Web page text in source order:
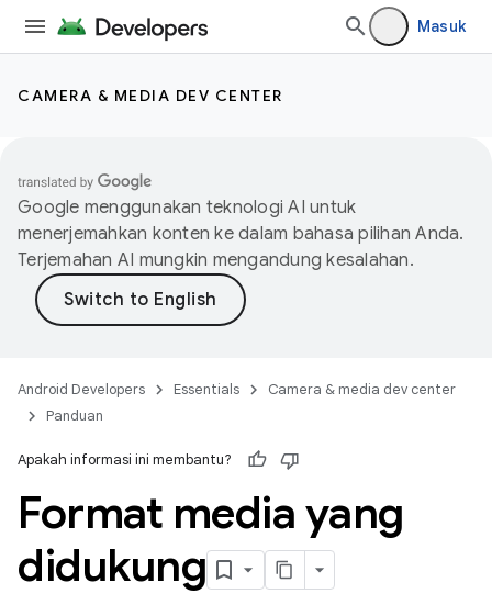
Masuk
CAMERA & MEDIA DEV CENTER
Google menggunakan teknologi AI untuk
menerjemahkan konten ke dalam bahasa pilihan Anda.
Terjemahan AI mungkin mengandung kesalahan.
Android Developers Essentials
Camera & media dev center
Panduan
Apakah informasi ini membantu?
Format media yang
didukung